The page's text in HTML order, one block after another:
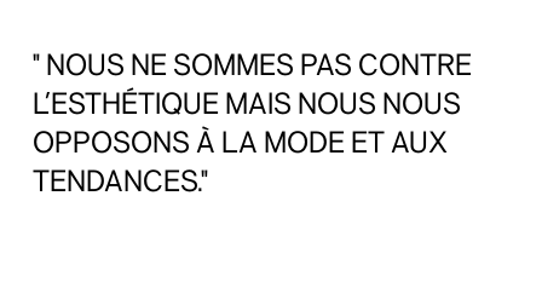
" NOUS NE SOMMES PAS CONTRE
L’ESTHÉTIQUE MAIS NOUS NOUS
OPPOSONS À LA MODE ET
AUX
TENDANCES."